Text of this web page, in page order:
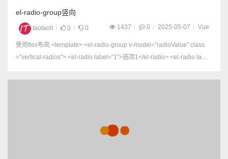
el-radio-group竖向
taotaoit 0 0 1437 0 2025-05-07 Vue
使用flex布局 <template> <el-radio-group v-model="radioValue" class
="vertical-radios"> <el-radio label="1">选项1</el-radio> <el-radio la...